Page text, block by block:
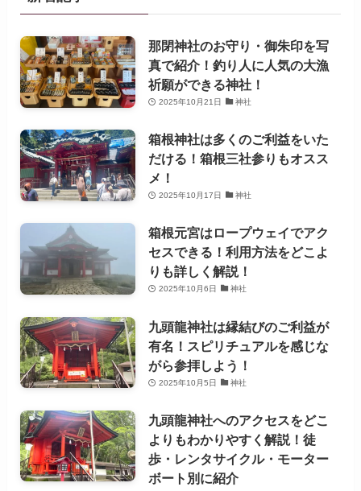
那閉神社のお守り・御朱印を写
真で紹介！釣り人に人気の大漁
祈願ができる神社！
2025年10月21日 神社
箱根神社は多くのご利益をいた
だける！箱根三社参りもオスス
メ！
2025年10月17日 神社
箱根元宮はロープウェイでアク
セスできる！利用方法をどこよ
りも詳しく解説！
2025年10月6日 神社
九頭龍神社は縁結びのご利益が
有名！スピリチュアルを感じな
がら参拝しよう！
2025年10月5日 神社
九頭龍神社へのアクセスをどこ
よりもわかりやすく解説！徒
歩・レンタサイクル・モーター
ボート別に紹介